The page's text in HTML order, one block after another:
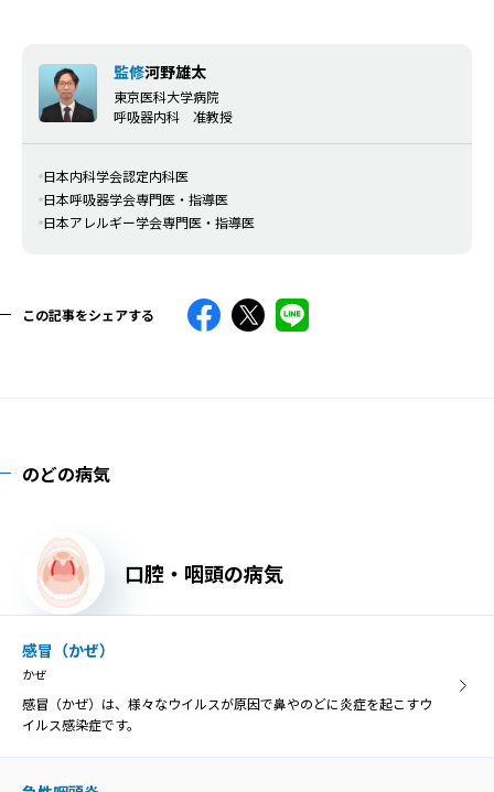
監修河野雄太
東京医科大学病院
呼吸器内科 准教授
日本内科学会認定内科医
日本呼吸器学会専門医・指導医
日本アレルギー学会専門医・指導医
この記事をシェアする
のどの病気
口腔・咽頭の病気
感冒（かぜ）
かぜ
感冒（かぜ）は、様々なウイルスが原因で鼻やのどに炎症を起こすウ
イルス感染症です。